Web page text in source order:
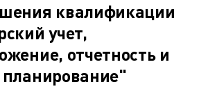
квалификации
учет,
отчетность и
планирование"